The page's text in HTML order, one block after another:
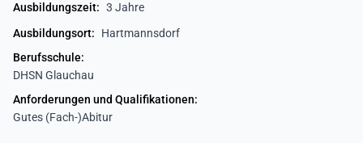
Ausbildungszeit: 3 Jahre
Ausbildungsort:
Hartmannsdorf
Berufsschule:
DHSN Glauchau
Anforderungen und Qualifikationen:
Gutes (Fach-)Abitur